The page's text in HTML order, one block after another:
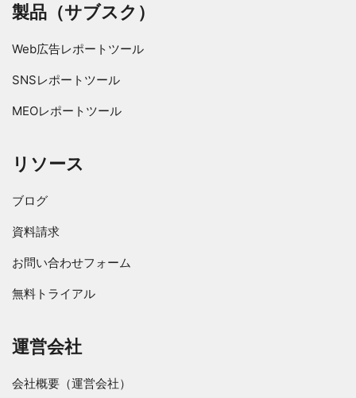
製品（サブスク）
Web広告レポートツール
SNSレポートツール
MEOレポートツール
リソース
ブログ
資料請求
お問い合わせフォーム
無料トライアル
運営会社
会社概要（運営会社）